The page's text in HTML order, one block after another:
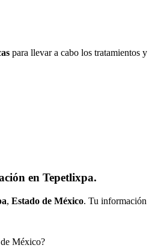
para llevar a cabo los tratamientos
en Tepetlixpa.
, Estado de México. Tu información
México?